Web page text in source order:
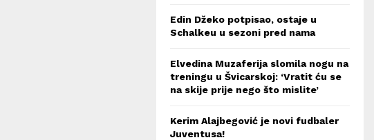
Edin Džeko potpisao, ostaje u
Schalkeu u sezoni pred nama
Elvedina Muzaferija slomila nogu na
treningu u Švicarskoj: ‘Vratit ću se
na skije prije nego što mislite’
Kerim Alajbegović je novi fudbaler
Juventusa!